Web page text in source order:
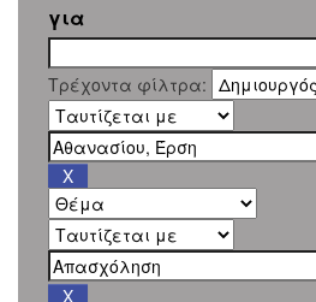
για
Τρέχοντα φίλτρα: